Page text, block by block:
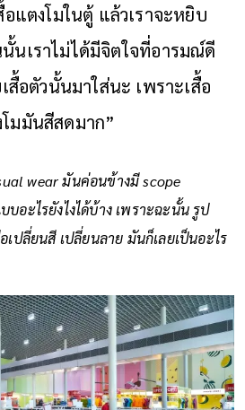
อแตงโมในตู้ แล้วเราจะหยิบ
นั้นเราไม่ได้มีจิตใจที่อารมณ์ดี
สื้อตัวนั้นมาใส่นะ เพราะเสื้อ
มมันสีสดมาก”
wear มันค่อนข้างมี scope
อะไรยังไงได้บ้าง เพราะฉะนั้น รูป
ปลี่ยนสี เปลี่ยนลาย มันก็เลยเป็นอะไร